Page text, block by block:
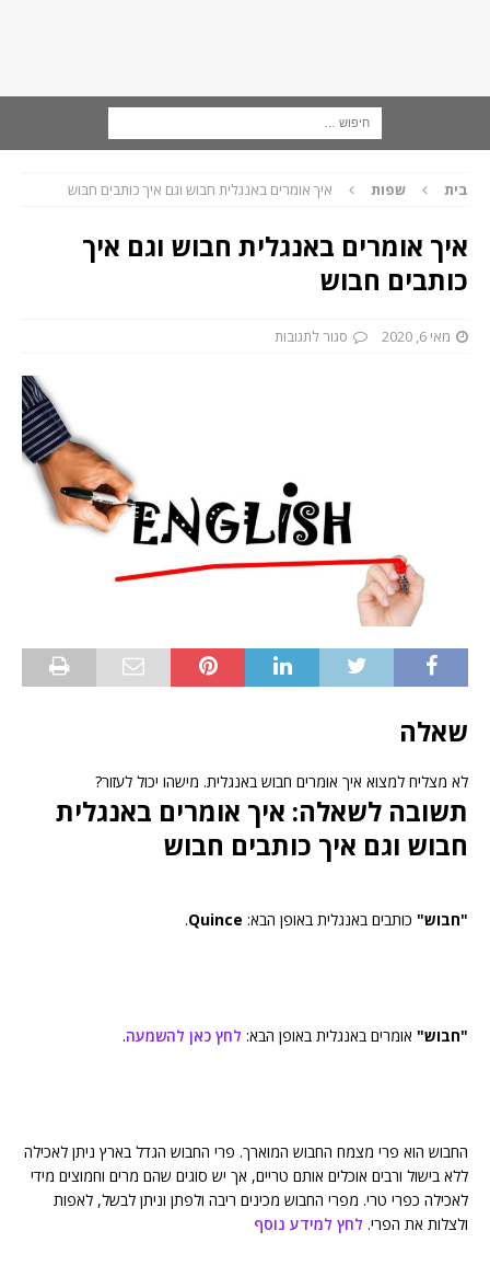
בית שפות איך אומרים באנגלית חבוש וגם איך כותבים חבוש
איך אומרים באנגלית חבוש וגם איך
כותבים חבוש
מאי 6, 2020 סגור לתגובות
שאלה
לא מצליח למצוא איך אומרים חבוש באנגלית. מישהו יכול לעזור?
תשובה לשאלה: איך אומרים באנגלית
חבוש וגם איך כותבים חבוש
"חבוש" כותבים באנגלית באופן הבא: Quince
.
"חבוש" אומרים באנגלית באופן הבא: לחץ כאן להשמעה.
החבוש הוא פרי מצמח החבוש המוארך. פרי החבוש הגדל בארץ ניתן לאכילה
ללא בישול ורבים אוכלים אותם טריים, אך יש סוגים שהם מרים וחמוצים מידי
לאכילה כפרי טרי. מפרי החבוש מכינים ריבה ולפתן וניתן לבשל, לאפות
ולצלות את הפרי. לחץ למידע נוסף